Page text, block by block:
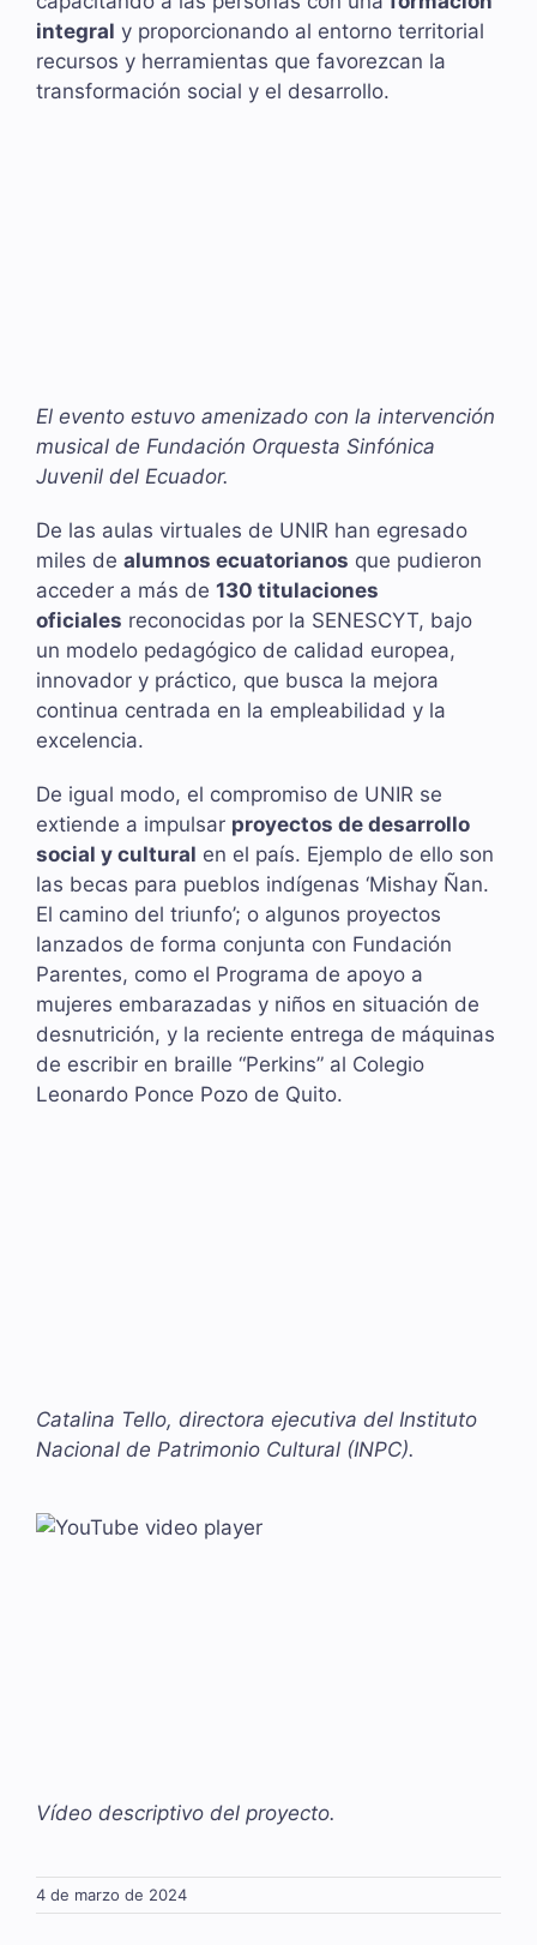
integral y proporcionando al entorno territorial
recursos y herramientas que favorezcan la
transformación social y el desarrollo.
El evento estuvo amenizado con la intervención
musical de Fundación Orquesta Sinfónica
Juvenil del Ecuador.
De las aulas virtuales de UNIR han egresado
miles de alumnos ecuatorianos que pudieron
acceder a más de 130 titulaciones
oficiales reconocidas por la SENESCYT, bajo
un modelo pedagógico de calidad europea,
innovador y práctico, que busca la mejora
continua centrada en la empleabilidad y la
excelencia.
De igual modo, el compromiso de UNIR se
extiende a impulsar proyectos de desarrollo
social y cultural en el país. Ejemplo de ello son
las becas para pueblos indígenas ‘Mishay Ñan.
El camino del triunfo’; o algunos proyectos
lanzados de forma conjunta con Fundación
Parentes, como el Programa de apoyo a
mujeres embarazadas y niños en situación de
desnutrición, y la reciente entrega de máquinas
de escribir en braille “Perkins” al Colegio
Leonardo Ponce Pozo de Quito.
Catalina Tello, directora ejecutiva del Instituto
Nacional de Patrimonio Cultural (INPC).
Vídeo descriptivo del proyecto.
4 de marzo de 2024